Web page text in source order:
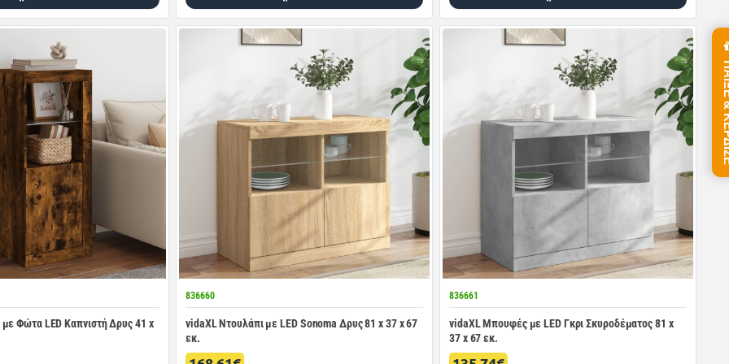
Φώτα LED Καπνιστή Δρυς 41 x
836660
vidaXL Ντουλάπι με LED Sonoma Δρυς 81 x 37 x 67
εκ.
836661
vidaXL Μπουφές με LED Γκρι Σκυροδέματος 81 x
37 x 67 εκ.